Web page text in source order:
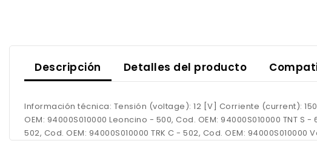
Descripción Detalles del producto
Información técnica: Tensión (voltage): 12 [V] Corriente (current): 150
OEM: 94000S010000 Leoncino - 500, Cod. OEM: 94000S010000 TNT S
502, Cod. OEM: 94000S010000 TRK C - 502, Cod. OEM: 94000S010000